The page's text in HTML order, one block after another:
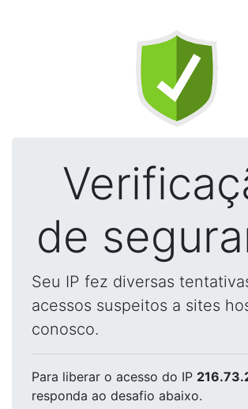
de
Seu IP fez diversas
acessos suspeitos a sites
conosco.
Para liberar o acesso do IP
responda ao desafio abaixo.